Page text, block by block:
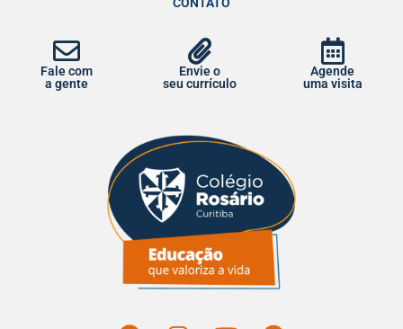
CONTATO
Fale com
a gente
Envie o
seu currículo
Agende
uma visita